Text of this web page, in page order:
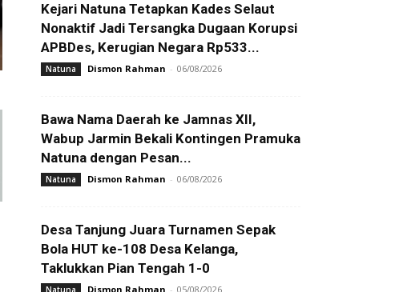
Kejari Natuna Tetapkan Kades Selaut
Nonaktif Jadi Tersangka Dugaan Korupsi
APBDes, Kerugian Negara Rp533...
Natuna Dismon Rahman - 06/08/2026
Bawa Nama Daerah ke Jamnas XII,
Wabup Jarmin Bekali Kontingen Pramuka
Natuna dengan Pesan...
Natuna Dismon Rahman - 06/08/2026
Desa Tanjung Juara Turnamen Sepak
Bola HUT ke-108 Desa Kelanga,
Taklukkan Pian Tengah 1-0
Natuna Dismon Rahman - 05/08/2026